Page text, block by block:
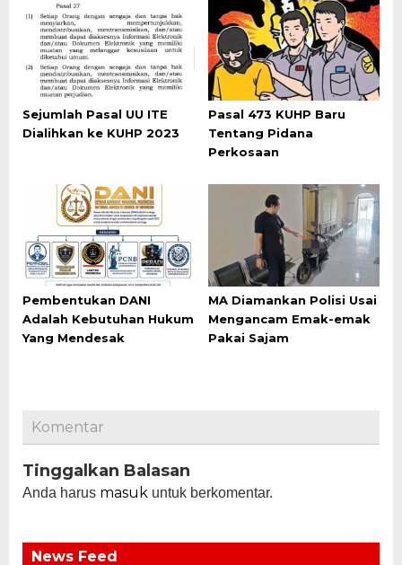
Sejumlah Pasal UU ITE
Dialihkan ke KUHP 2023
Pasal 473 KUHP Baru
Tentang Pidana
Perkosaan
Pembentukan DANI
Adalah Kebutuhan Hukum
Yang Mendesak
MA Diamankan Polisi Usai
Mengancam Emak-emak
Pakai Sajam
Komentar
Tinggalkan Balasan
Anda harus masuk untuk berkomentar.
News Feed